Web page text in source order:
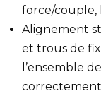
force/couple,
Alignement
et trous de
l’ensemble
correctement